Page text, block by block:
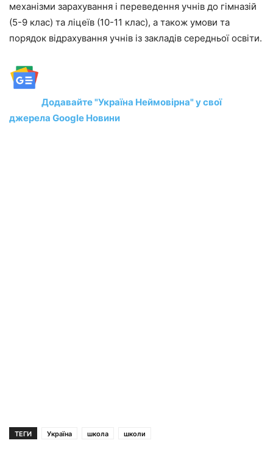
механізми зарахування і переведення учнів до гімназій
(5-9 клас) та ліцеїв (10-11 клас), а також умови та
порядок відрахування учнів із закладів середньої освіти.
Додавайте "Україна Неймовірна" у свої
джерела Google Новини
ТЕГИ Україна школа школи